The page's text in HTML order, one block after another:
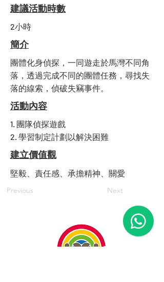
建議活動時數
2小時
簡介
團體化身偵探，一同遊走於馬灣不同角
落，透過完成不同的團體任務，尋找失
落的線索，偵破失竊事件。
活動內容
1. 團隊偵探遊戲
2. 學習制定計劃以解決困難
建立價值觀
堅毅、責任感、承擔精神、關愛
Previous Next